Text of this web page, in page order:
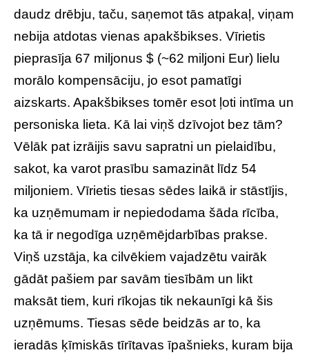
daudz drēbju, taču, saņemot tās atpakaļ, viņam
nebija atdotas vienas apakšbikses. Vīrietis
pieprasīja 67 miljonus $ (~62 miljoni Eur) lielu
morālo kompensāciju, jo esot pamatīgi
aizskarts. Apakšbikses tomēr esot ļoti intīma un
personiska lieta. Kā lai viņš dzīvojot bez tām?
Vēlāk pat izrāijis savu sapratni un pielaidību,
sakot, ka varot prasību samazināt līdz 54
miljoniem. Vīrietis tiesas sēdes laikā ir stāstījis,
ka uzņēmumam ir nepiedodama šāda rīcība,
ka tā ir negodīga uzņēmējdarbības prakse.
Viņš uzstāja, ka cilvēkiem vajadzētu vairāk
gādāt pašiem par savām tiesībām un likt
maksāt tiem, kuri rīkojas tik nekaunīgi kā šis
uzņēmums. Tiesas sēde beidzās ar to, ka
ieradās ķīmiskās tīrītavas īpašnieks, kuram bija